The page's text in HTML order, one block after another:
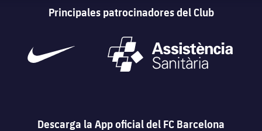
Ciutat Esportiva
La Masia
Servicios Médicos
Acreditaciones
Principales patrocinadores del Club
Descarga la App oficial del FC Barcelona